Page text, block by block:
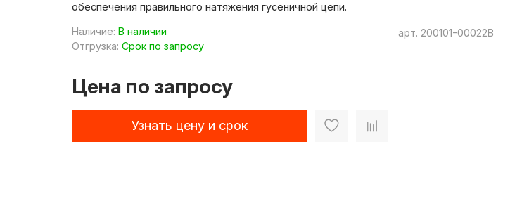
арт. 200101-00022B
Наличие: В наличии
Отгрузка: Срок по запросу
Цена по запросу
Узнать цену и срок
обеспечения правильного натяжения гусеничной цепи.